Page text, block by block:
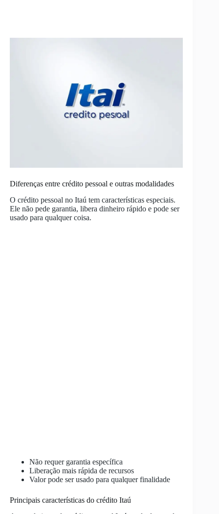
Diferenças entre crédito pessoal e outras modalidades
O crédito pessoal no Itaú tem características especiais.
Ele não pede garantia, libera dinheiro rápido e pode ser
usado para qualquer coisa.
Não requer garantia específica
Liberação mais rápida de recursos
Valor pode ser usado para qualquer finalidade
Principais características do crédito Itaú